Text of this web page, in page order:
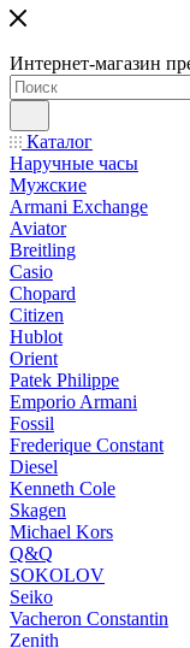
Интернет-магазин
Каталог
Наручные часы
Мужские
Armani Exchange
Aviator
Breitling
Casio
Chopard
Citizen
Hublot
Orient
Patek Philippe
Emporio Armani
Fossil
Frederique Constant
Diesel
Kenneth Cole
Skagen
Michael Kors
Q&Q
SOKOLOV
Seiko
Vacheron Constantin
Zenith